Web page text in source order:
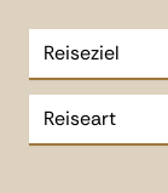
Reiseziel
Reiseart